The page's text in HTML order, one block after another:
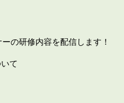
の研修内容を配信します！
て